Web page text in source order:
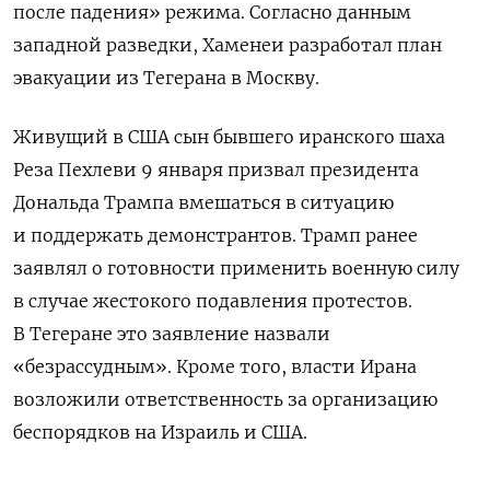
после падения» режима. Согласно данным
западной разведки, Хаменеи разработал план
эвакуации из Тегерана в Москву.
Живущий в США сын бывшего иранского шаха
Реза Пехлеви 9 января призвал президента
Дональда Трампа вмешаться в ситуацию
и поддержать демонстрантов. Трамп ранее
заявлял о готовности применить военную силу
в случае жестокого подавления протестов.
В Тегеране это заявление назвали
«безрассудным». Кроме того, власти Ирана
возложили ответственность за организацию
беспорядков на Израиль и США.